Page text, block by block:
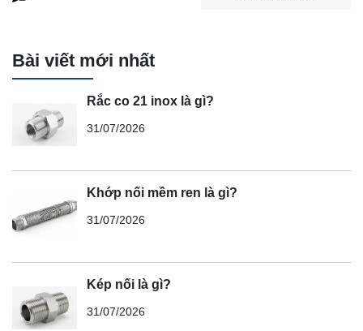
Bài viết mới nhất
Rắc co 21 inox là gì?
31/07/2026
Khớp nối mềm ren là gì?
31/07/2026
Kép nối là gì?
31/07/2026